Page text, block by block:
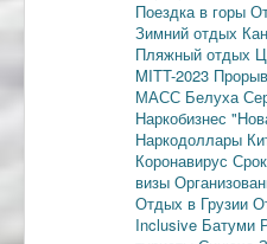
Поездка в горы
Зимний отдых
Пляжный отдых
MITT-2023
МАСС Белуха
Наркобизнес
Наркодоллары
Коронавирус
визы
Отдых в Грузии
Inclusive Батуми